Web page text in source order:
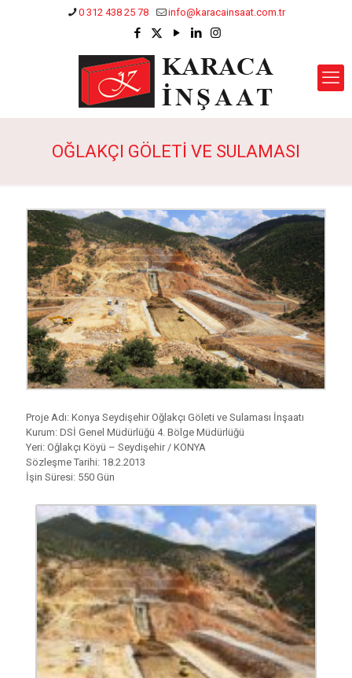
0 312 438 25 78 info@karacainsaat.com.tr
OĞLAKÇI GÖLETİ VE SULAMASI
Proje Adı: Konya Seydişehir Oğlakçı Göleti ve Sulaması İnşaatı
Kurum: DSİ Genel Müdürlüğü 4. Bölge Müdürlüğü
Yeri: Oğlakçı Köyü – Seydişehir / KONYA
Sözleşme Tarihi: 18.2.2013
İşin Süresi: 550 Gün